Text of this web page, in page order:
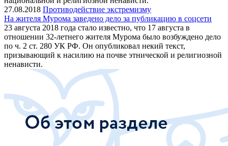
27.08.2018 Противодействие экстремизму
На жителя Мурома заведено дело за публикацию в соцсети
23 августа 2018 года стало известно, что 17 августа в
отношении 32-летнего жителя Мурома было возбуждено дело
по ч. 2 ст. 280 УК РФ. Он опубликовал некий текст,
призывающий к насилию на почве этнической и религиозной
ненависти.